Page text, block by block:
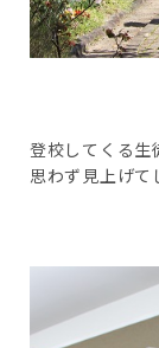
登校してくる生
思わず見上げて